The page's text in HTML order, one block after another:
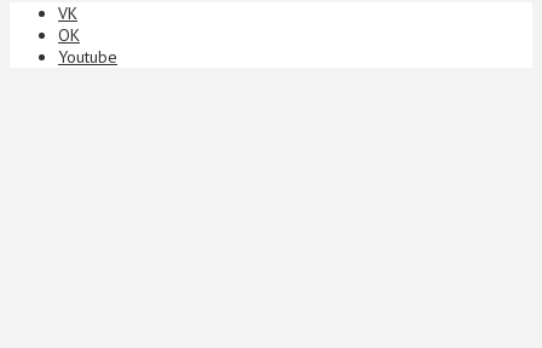
VK
ОК
Youtube